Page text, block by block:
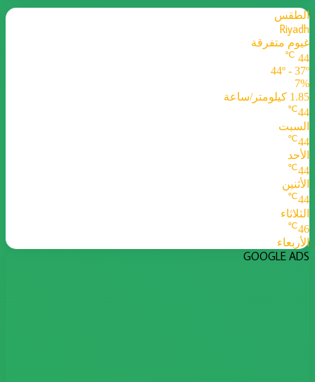
الطقس
Riyadh
غيوم متفرقة
44
℃
44º - 37º
7%
1.85 كيلومتر/ساعة
44
℃
السبت
44
℃
الأحد
44
℃
الأثنين
44
℃
الثلاثاء
46
℃
الأربعاء
GOOGLE ADS